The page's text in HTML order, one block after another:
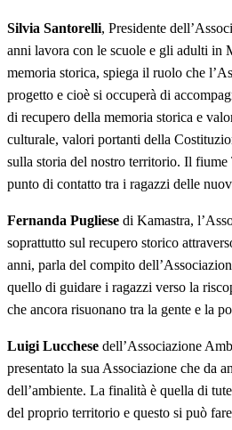
Silvia Santorelli, Presidente
anni lavora con le scuole e gli adulti in
memoria storica, spiega il ruolo che
progetto e cioè si occuperà di
di recupero della memoria storica e
culturale, valori portanti della
sulla storia del nostro territorio. Il fiume
punto di contatto tra i ragazzi delle
Fernanda Pugliese di Kamastra,
soprattutto sul recupero storico
anni, parla del compito
quello di guidare i ragazzi verso la
che ancora risuonano tra la gente e la
Luigi Lucchese dell’Associazione
presentato la sua Associazione che da
dell’ambiente. La finalità è quella di
del proprio territorio e questo si può